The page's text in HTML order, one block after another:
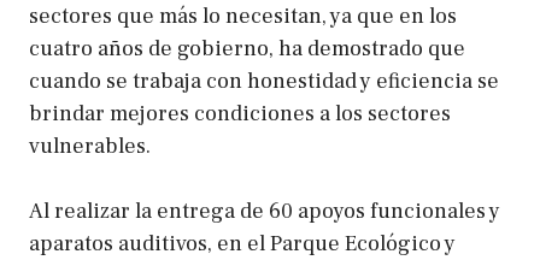
sectores que más lo necesitan, ya que en los
cuatro años de gobierno, ha demostrado que
cuando se trabaja con honestidad y eficiencia se
brindar mejores condiciones a los sectores
vulnerables.
Al realizar la entrega de 60 apoyos funcionales y
aparatos auditivos, en el Parque Ecológico y